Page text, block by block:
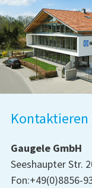
Kontaktieren
Gaugele GmbH
Seeshaupter Str.
Fon:+49(0)8856-